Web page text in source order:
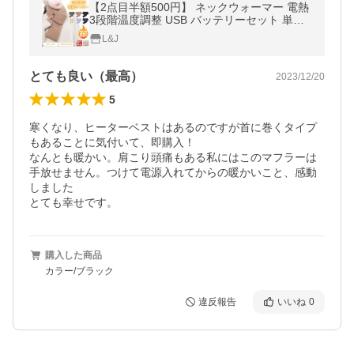
【2点目半額500円】 ネックウォーマー 電熱
3段階温度調整 USB バッテリーセット 単品
電熱マフラ メンズ レディース スキー ギフト
防寒 防塵 防風
L&J
とても良い（最高） 2023/12/20
5
寒くなり、ヒーターベストはあるのですが首に巻くタイプ
もあることに気付いて、即購入！
なんとも暖かい。肩こり頭痛もある私にはこのマフラーは
手放せません。つけて電源入れてからの暖かいこと、感動
しました
とても幸せです。
購入した商品
カラー/ブラック
違反報告 いいね 0